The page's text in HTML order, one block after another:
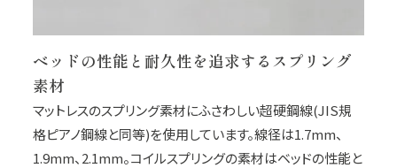
ベッドの性能と耐久性を追求するスプリング
素材
マットレスのスプリング素材にふさわしい超硬鋼線(JIS規
格ピアノ鋼線と同等)を使用しています。線径は1.7mm、
1.9mm、2.1mm。コイルスプリングの素材はベッドの性能と